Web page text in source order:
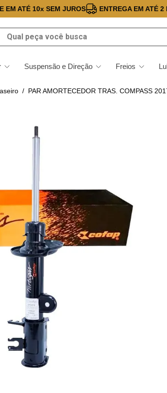
EM ATÉ 10x SEM JUROS ENTREGA EM ATÉ
peça você busca
Suspensão e Direção Freios
PAR AMORTECEDOR TRAS. COMPASS